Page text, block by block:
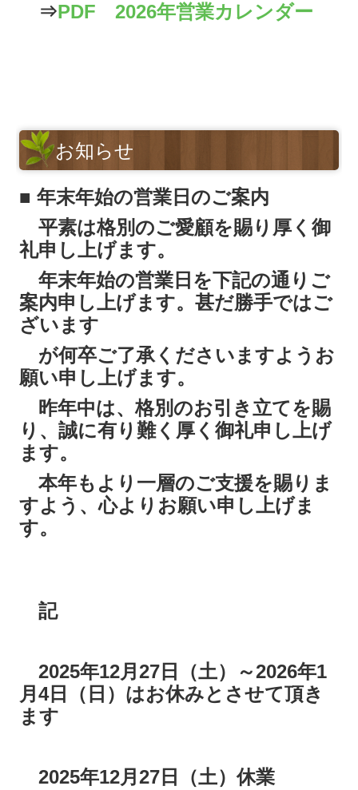
⇒PDF 2026年営業カレンダー
お知らせ
■年末年始の営業日のご案内
平素は格別のご愛顧を賜り厚く御
礼申し上げます。
年末年始の営業日を下記の通りご
案内申し上げます。甚だ勝手ではご
ざいます
が何卒ご了承くださいますようお
願い申し上げます。
昨年中は、格別のお引き立てを賜
り、誠に有り難く厚く御礼申し上げ
ます。
本年もより一層のご支援を賜りま
すよう、心よりお願い申し上げま
す。
記
2025年12月27日（土）～2026年1
月4日（日）はお休みとさせて頂き
ます
2025年12月27日（土）休業